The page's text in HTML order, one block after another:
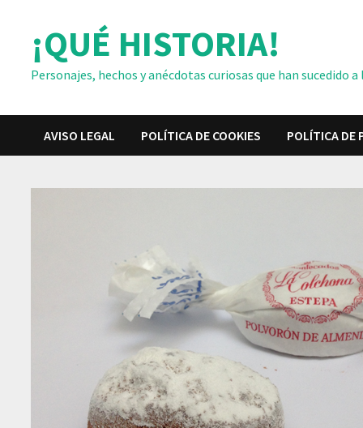
contenido¡QUÉ HISTORIA!
Personajes, hechos y anécdotas curiosas que han
AVISO LEGAL POLÍTICA DE COOKIES POLÍTICA DE